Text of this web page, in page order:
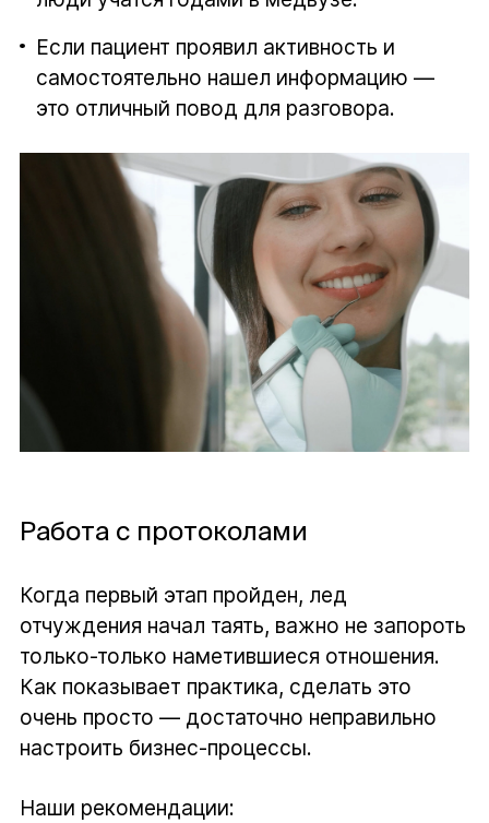
Если пациент проявил активность и
самостоятельно нашел информацию —
это отличный повод для разговора.
Работа с протоколами
Когда первый этап пройден, лед
отчуждения начал таять, важно не запороть
только-только наметившиеся отношения.
Как показывает практика, сделать это
очень просто — достаточно неправильно
настроить бизнес-процессы.
Наши рекомендации: